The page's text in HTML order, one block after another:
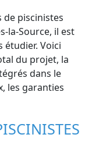
de piscinistes
la-Source, il est
Voici
du projet, la
dans le
les garanties